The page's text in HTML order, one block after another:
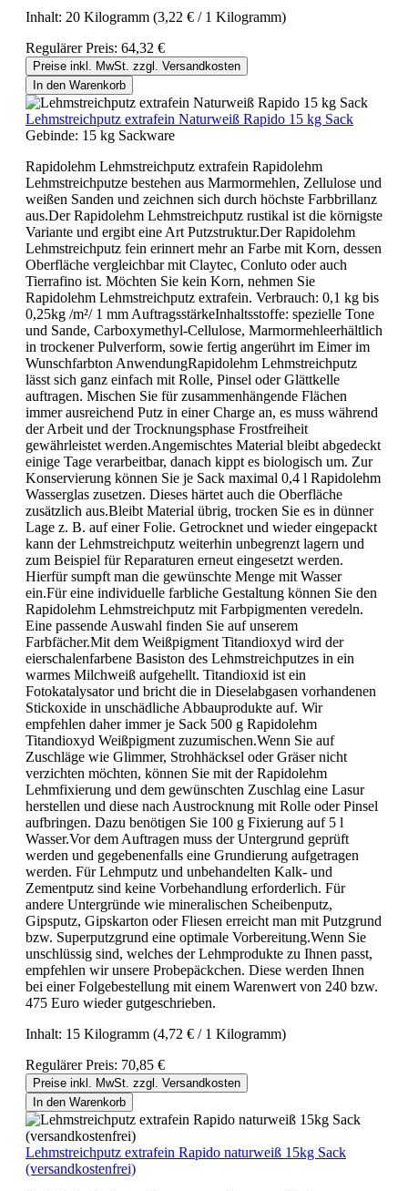
Inhalt: 20 Kilogramm (3,22 € / 1 Kilogramm)
Regulärer Preis: 64,32 €
Preise inkl. MwSt. zzgl. Versandkosten
In den Warenkorb
Lehmstreichputz extrafein Naturweiß Rapido 15 kg Sack
Gebinde: 15 kg Sackware
Rapidolehm Lehmstreichputz extrafein Rapidolehm
Lehmstreichputze bestehen aus Marmormehlen, Zellulose und
weißen Sanden und zeichnen sich durch höchste Farbbrillanz
aus.Der Rapidolehm Lehmstreichputz rustikal ist die körnigste
Variante und ergibt eine Art Putzstruktur.Der Rapidolehm
Lehmstreichputz fein erinnert mehr an Farbe mit Korn, dessen
Oberfläche vergleichbar mit Claytec, Conluto oder auch
Tierrafino ist. Möchten Sie kein Korn, nehmen Sie
Rapidolehm Lehmstreichputz extrafein. Verbrauch: 0,1 kg bis
0,25kg /m²/ 1 mm AuftragsstärkeInhaltsstoffe: spezielle Tone
und Sande, Carboxymethyl-Cellulose, Marmormehleerhältlich
in trockener Pulverform, sowie fertig angerührt im Eimer im
Wunschfarbton AnwendungRapidolehm Lehmstreichputz
lässt sich ganz einfach mit Rolle, Pinsel oder Glättkelle
auftragen. Mischen Sie für zusammenhängende Flächen
immer ausreichend Putz in einer Charge an, es muss während
der Arbeit und der Trocknungsphase Frostfreiheit
gewährleistet werden.Angemischtes Material bleibt abgedeckt
einige Tage verarbeitbar, danach kippt es biologisch um. Zur
Konservierung können Sie je Sack maximal 0,4 l Rapidolehm
Wasserglas zusetzen. Dieses härtet auch die Oberfläche
zusätzlich aus.Bleibt Material übrig, trocken Sie es in dünner
Lage z. B. auf einer Folie. Getrocknet und wieder eingepackt
kann der Lehmstreichputz weiterhin unbegrenzt lagern und
zum Beispiel für Reparaturen erneut eingesetzt werden.
Hierfür sumpft man die gewünschte Menge mit Wasser
ein.Für eine individuelle farbliche Gestaltung können Sie den
Rapidolehm Lehmstreichputz mit Farbpigmenten veredeln.
Eine passende Auswahl finden Sie auf unserem
Farbfächer.Mit dem Weißpigment Titandioxyd wird der
eierschalenfarbene Basiston des Lehmstreichputzes in ein
warmes Milchweiß aufgehellt. Titandioxid ist ein
Fotokatalysator und bricht die in Dieselabgasen vorhandenen
Stickoxide in unschädliche Abbauprodukte auf. Wir
empfehlen daher immer je Sack 500 g Rapidolehm
Titandioxyd Weißpigment zuzumischen.Wenn Sie auf
Zuschläge wie Glimmer, Strohhäcksel oder Gräser nicht
verzichten möchten, können Sie mit der Rapidolehm
Lehmfixierung und dem gewünschten Zuschlag eine Lasur
herstellen und diese nach Austrocknung mit Rolle oder Pinsel
aufbringen. Dazu benötigen Sie 100 g Fixierung auf 5 l
Wasser.Vor dem Auftragen muss der Untergrund geprüft
werden und gegebenenfalls eine Grundierung aufgetragen
werden. Für Lehmputz und unbehandelten Kalk- und
Zementputz sind keine Vorbehandlung erforderlich. Für
andere Untergründe wie mineralischen Scheibenputz,
Gipsputz, Gipskarton oder Fliesen erreicht man mit Putzgrund
bzw. Superputzgrund eine optimale Vorbereitung.Wenn Sie
unschlüssig sind, welches der Lehmprodukte zu Ihnen passt,
empfehlen wir unsere Probepäckchen. Diese werden Ihnen
bei einer Folgebestellung mit einem Warenwert von 240 bzw.
475 Euro wieder gutgeschrieben.
Inhalt: 15 Kilogramm (4,72 € / 1 Kilogramm)
Regulärer Preis: 70,85 €
Preise inkl. MwSt. zzgl. Versandkosten
In den Warenkorb
Lehmstreichputz extrafein Rapido naturweiß 15kg Sack
(versandkostenfrei)